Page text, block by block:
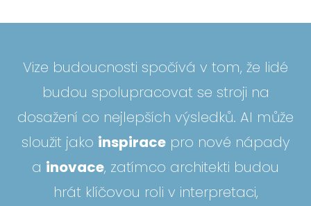
Vize budoucnosti spočívá v tom, že lidé
budou spolupracovat se stroji na
dosažení co nejlepších výsledků. AI může
sloužit jako inspirace pro nové nápady
a inovace, zatímco architekti budou
hrát klíčovou roli v interpretaci,